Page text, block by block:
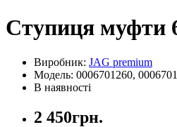
Ступиця муфти
Виробник: JAG premium
Модель: 0006701260,
В наявності
2 450грн.